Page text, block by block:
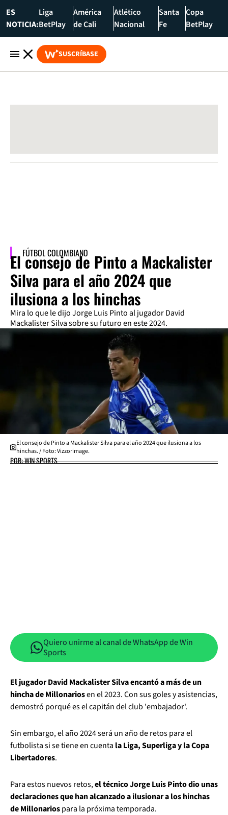
ES
NOTICIA:
Liga
BetPlay
América
de Cali
Atlético
Nacional
Santa
Fe
Copa
BetPlay
SUSCRÍBASE
FÚTBOL COLOMBIANO
El consejo de Pinto a Mackalister
Silva para el año 2024 que
ilusiona a los hinchas
Mira lo que le dijo Jorge Luis Pinto al jugador David
Mackalister Silva sobre su futuro en este 2024.
El consejo de Pinto a Mackalister Silva para el año 2024 que ilusiona a los
hinchas. / Foto: Vizzorimage.
POR: WIN SPORTS
Quiero unirme al canal de WhatsApp de Win
Sports
El jugador David Mackalister Silva encantó a más de un
hincha de Millonariosen el 2023. Con sus goles y asistencias,
demostró porqué es el capitán del club 'embajador'.
Sin embargo, el año 2024 será un año de retos para el
futbolista si se tiene en cuenta la Liga, Superliga y la Copa
Libertadores.
Para estos nuevos retos,el técnico Jorge Luis Pinto dio unas
declaraciones que han alcanzado a ilusionar a los hinchas
de Millonariospara la próxima temporada.